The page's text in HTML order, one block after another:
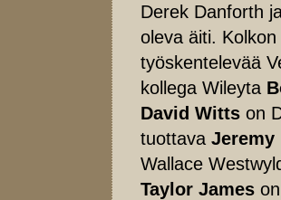
Derek Danforth
oleva äiti.
työskentelevää
kollega Wileyta
David Witts on
tuottava Jeremy
Wallace
Taylor James